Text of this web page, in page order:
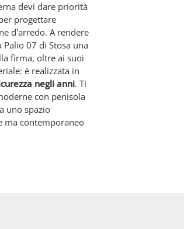
devi dare priorità
progettare
d’arredo. A rendere
07 di Stosa una
firma, oltre ai suoi
è realizzata in
negli anni. Ti
con penisola
uno spazio
ma contemporaneo